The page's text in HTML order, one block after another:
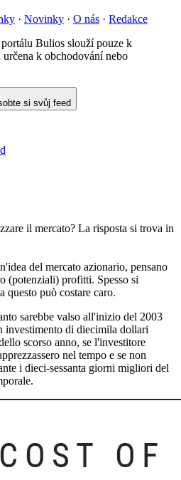
· Novinky · O nás · Redakce
Bulios slouží pouze k
k obchodování nebo
si svůj feed
il mercato? La risposta si trova in
del mercato azionario, pensano
(potenziali) profitti. Spesso si
questo può costare caro.
sarebbe valso all'inizio del 2003
investimento di diecimila dollari
scorso anno, se l'investitore
nel tempo e se non
i dieci-sessanta giorni migliori del